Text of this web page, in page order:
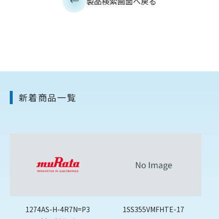
新着商品一覧
1274AS-H-4R7N=P3
1SS355VMFHTE-17